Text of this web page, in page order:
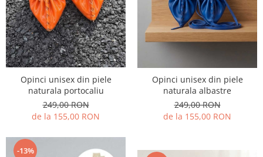
Opinci unisex din piele
naturala portocaliu
249,00 RON
de la 155,00 RON
Opinci unisex din piele
naturala albastre
249,00 RON
de la 155,00 RON
-13%